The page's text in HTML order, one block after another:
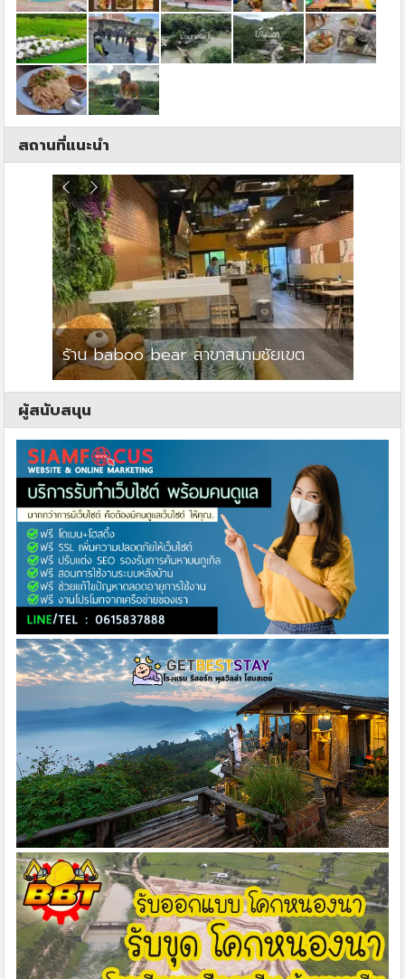
สถานที่แนะนำ
ร้าน baboo bear สาขาสนามชัยเขต
ผู้สนับสนุน